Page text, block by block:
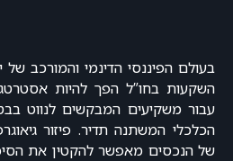
בעולם הפיננסי הדינמי והמורכב של
השקעות בחו”ל הפך להיות
עבור משקיעים המבקשים לנווט
הכלכלי המשתנה תדיר. פיזור
של הנכסים מאפשר להקטין את